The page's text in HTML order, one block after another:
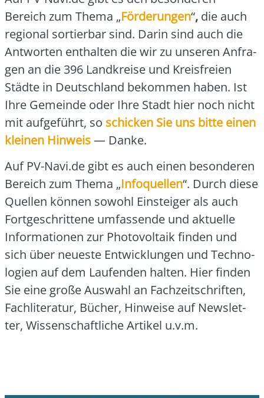
Bereich zum The­ma „För­de­run­gen“, die auch
regio­nal sor­tier­bar sind. Dar­in sind auch die
Ant­wor­ten ent­hal­ten die wir zu unse­ren Anfra­
gen an die 396 Land­krei­se und Kreis­frei­en
Städ­te in Deutsch­land bekom­men haben. Ist
Ihre Gemein­de oder Ihre Stadt hier noch nicht
mit auf­ge­führt, so schi­cken Sie uns bit­te einen
klei­nen Hin­weis— Dan­ke.
Auf PV-Navi.de gibt es auch einen beson­de­ren
Bereich zum The­ma „Info­quel­len“. Durch die­se
Quel­len kön­nen sowohl Ein­stei­ger als auch
Fort­ge­schrit­te­ne umfas­sen­de und aktu­el­le
Infor­ma­tio­nen zur Pho­to­vol­ta­ik fin­den und
sich über neu­es­te Ent­wick­lun­gen und Tech­no­
lo­gien auf dem Lau­fen­den hal­ten. Hier fin­den
Sie eine gro­ße Aus­wahl an Fach­zeit­schrif­ten,
Fach­li­te­ra­tur, Bücher, Hin­wei­se auf News­let­
ter, Wis­sen­schaft­li­che Arti­kel u.v.m.